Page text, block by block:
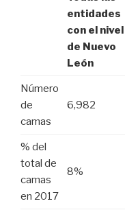
entidades
con el nivel
de Nuevo
León
Número
de
camas
6,982
% del
total de
camas
en 2017
8%